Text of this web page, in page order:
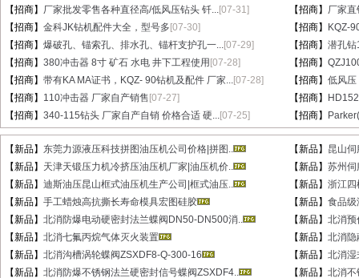
【招商】 厂家批发零售各种直径高/低风压钻头 钎...[07-31] 【招商】 厂家
【招商】 金科JK钻机配件大全，型号多 [07-30] 【招商】
KQZ-
【招商】 爆破孔、锚索孔、排水孔、锚杆支护孔一...[07-29] 【招商】 潜孔钻
【招商】 380冲击器 8寸 矿石 水电 井下工程使用 [07-28] 【招商】
【招商】 带有KA MA证书，KQZ- 90钻机及配件 厂家...[07-28] 【招商】 低风压
【招商】 110冲击器 厂家自产销售 [07-27] 【招商】
【招商】 340-115钻头 厂家自产自销 价格合适 硬...[07-25] 【招商】
【新品】 东莞力源液压科技拼图油压机公司价格|拼图.. 【新品】 昆山
【新品】 天津天锻压力机冷挤压油压机厂家|油压机价.. 【新品】 苏州伺
【新品】 迪斯油压昆山框式油压机生产公司|框式油压.. 【新品】 浙江四
【新品】 手工蜡烛高抗撕长寿命模具宏图硅胶 【新品】 食品级
【新品】 北消防爆电动硬密封法兰蝶阀DN50-DN500消.. 【新品】 北消预
【新品】 北消七氟丙烷气体灭火装置 【新品】 北消
【新品】 北消沟槽涡轮蝶阀ZSXDF8-Q-300-16 【新品】 北消湿
【新品】 北消防爆不锈钢法兰硬密封信号蝶阀ZSXDF4.. 【新品】 北消不